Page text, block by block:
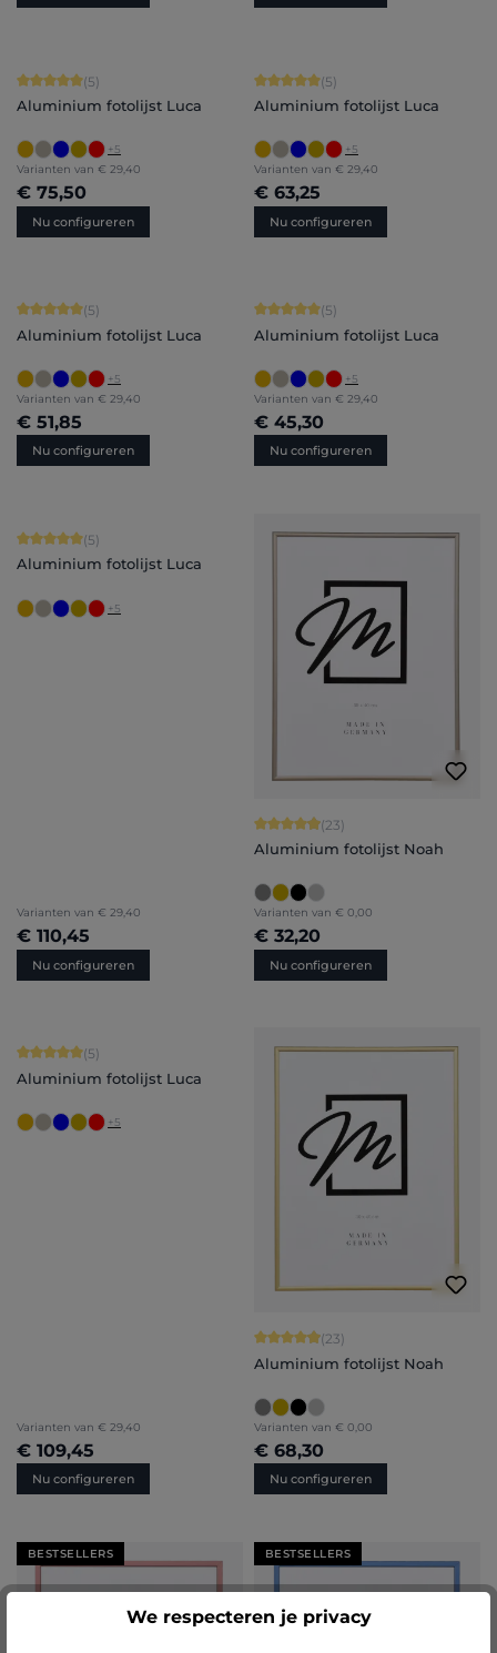
Gemiddelde waardering van 5 van 5 sterren
(5)
Aluminium fotolijst Luca
+5
Varianten van € 29,40
€ 75,50
Nu configureren
Gemiddelde waardering van 5 van 5
(5)
Aluminium fotolijst Luca
+5
Varianten van € 29,40
€ 63,25
Nu configureren
Gemiddelde waardering van 5 van 5 sterren
(5)
Aluminium fotolijst Luca
+5
Varianten van € 29,40
€ 51,85
Nu configureren
Gemiddelde waardering van 5 van 5
(5)
Aluminium fotolijst Luca
+5
Varianten van € 29,40
€ 45,30
Nu configureren
Gemiddelde waardering van 5 van 5 sterren
(5)
Aluminium fotolijst Luca
+5
Varianten van € 29,40
€ 110,45
Nu configureren
Gemiddelde waardering van 4.91
(23)
Aluminium fotolijst Noah
Varianten van € 0,00
€ 32,20
Nu configureren
Gemiddelde waardering van 5 van 5 sterren
(5)
Aluminium fotolijst Luca
+5
Varianten van € 29,40
€ 109,45
Nu configureren
Gemiddelde waardering van 4.91
(23)
Aluminium fotolijst Noah
Varianten van € 0,00
€ 68,30
Nu configureren
BESTSELLERS BESTSELLERS
We respecteren je privacy